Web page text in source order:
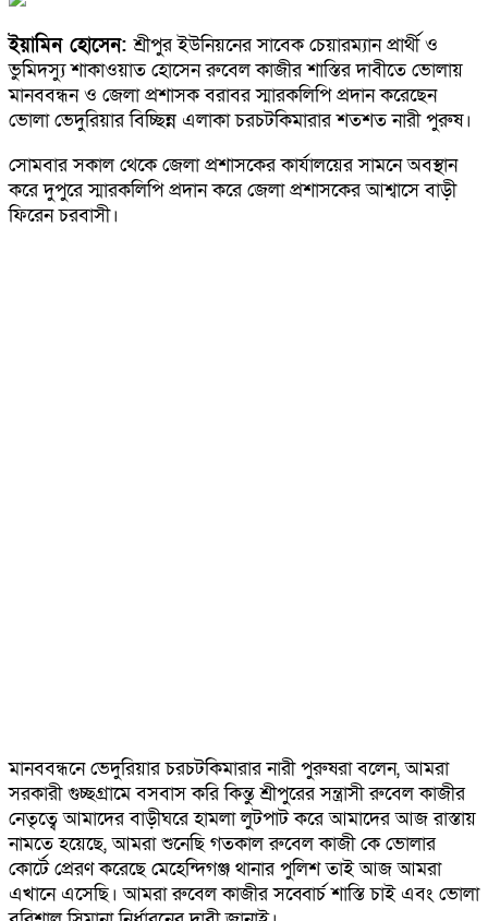
ইয়ামিন হোসেন:শ্রীপুর ইউনিয়নের সাবেক চেয়ারম্যান প্রার্থী ও
ভুমিদস্যু শাকাওয়াত হোসেন রুবেল কাজীর শাস্তির দাবীতে ভোলায়
মানববন্ধন ও জেলা প্রশাসক বরাবর স্মারকলিপি প্রদান করেছেন
ভোলা ভেদুরিয়ার বিচ্ছিন্ন এলাকা চরচটকিমারার শতশত নারী পুরুষ।
সোমবার সকাল থেকে জেলা প্রশাসকের কার্যালয়ের সামনে অবস্থান
করে দুপুরে স্মারকলিপি প্রদান করে জেলা প্রশাসকের আশ্বাসে বাড়ী
ফিরেন চরবাসী।
মানববন্ধনে ভেদুরিয়ার চরচটকিমারার নারী পুরুষরা বলেন, আমরা
সরকারী গুচ্ছগ্রামে বসবাস করি কিন্তু শ্রীপুরের সন্ত্রাসী রুবেল কাজীর
নেতৃত্বে আমাদের বাড়ীঘরে হামলা লুটপাট করে আমাদের আজ রাস্তায়
নামতে হয়েছে, আমরা শুনেছি গতকাল রুবেল কাজী কে ভোলার
কোর্টে প্রেরণ করেছে মেহেন্দিগঞ্জ থানার পুলিশ তাই আজ আমরা
এখানে এসেছি। আমরা রুবেল কাজীর সব্বোর্চ শাস্তি চাই এবং ভোলা